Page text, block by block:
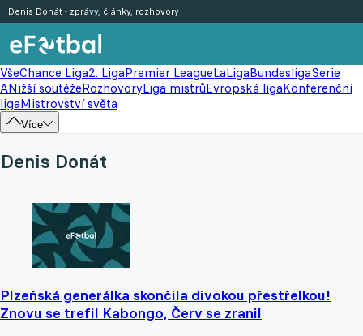
VšeChance Liga2. LigaPremier LeagueLaLigaBundesligaSerie
ANižší soutěžeRozhovoryLiga mistrůEvropská ligaKonferenční
ligaMistrovství světa
Více
Denis Donát - zprávy, články, rozhovory
Denis Donát
Plzeňská generálka skončila divokou přestřelkou!
Znovu se trefil Kabongo, Červ se zranil